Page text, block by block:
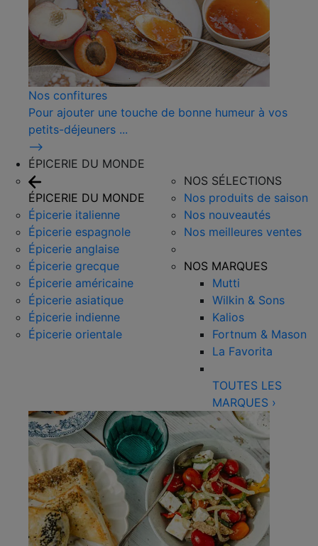
Nos confitures
Pour ajouter une touche de bonne humeur à vos
petits-déjeuners ...
⟶
ÉPICERIE DU MONDE
ÉPICERIE DU MONDE
Épicerie italienne
Épicerie espagnole
Épicerie anglaise
Épicerie grecque
Épicerie américaine
Épicerie asiatique
Épicerie indienne
Épicerie orientale
NOS SÉLECTIONS
Nos produits de saison
Nos nouveautés
Nos meilleures ventes
NOS MARQUES
Mutti
Wilkin & Sons
Kalios
Fortnum & Mason
La Favorita
TOUTES LES
MARQUES ›